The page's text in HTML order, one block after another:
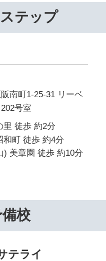
テップ
南町1-25-31 リーベ
号室
里 徒歩 約2分
和町 徒歩 約4分
) 美章園 徒歩 約10分
校
テライ